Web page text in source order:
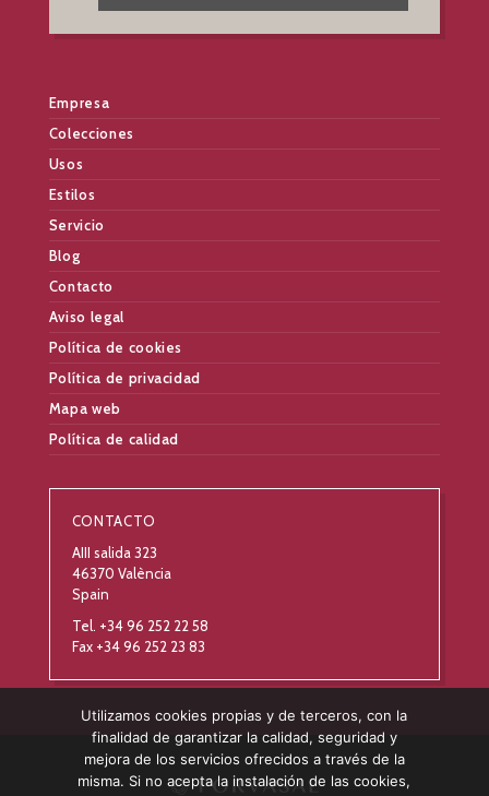
Empresa
Colecciones
Usos
Estilos
Servicio
Blog
Contacto
Aviso legal
Política de cookies
Política de privacidad
Mapa web
Política de calidad
CONTACTO
AIII salida 323
46370 València
Spain
Tel. +34 96 252 22 58
Fax +34 96 252 23 83
Utilizamos cookies propias y de terceros, con la
finalidad de garantizar la calidad, seguridad y
mejora de los servicios ofrecidos a través de la
misma. Si no acepta la instalación de las cookies,